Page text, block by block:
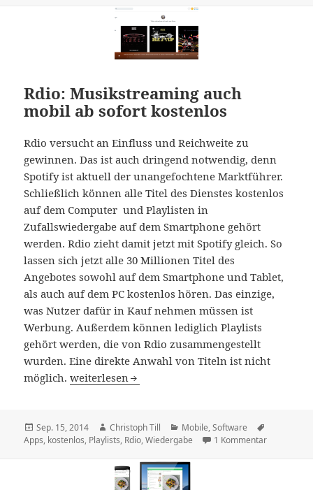
Rdio: Musikstreaming auch
mobil ab sofort kostenlos
Rdio versucht an Einfluss und Reichweite zu
gewinnen. Das ist auch dringend notwendig, denn
Spotify ist aktuell der unangefochtene Marktführer.
Schließlich können alle Titel des Dienstes kostenlos
auf dem Computer und Playlisten in
Zufallswiedergabe auf dem Smartphone gehört
werden. Rdio zieht damit jetzt mit Spotify gleich. So
lassen sich jetzt alle 30 Millionen Titel des
Angebotes sowohl auf dem Smartphone und Tablet,
als auch auf dem PC kostenlos hören. Das einzige,
was Nutzer dafür in Kauf nehmen müssen ist
Werbung. Außerdem können lediglich Playlists
gehört werden, die von Rdio zusammengestellt
wurden. Eine direkte Anwahl von Titeln ist nicht
möglich.Rdio: Musikstreaming auch mobil ab sofort
weiterlesen
Veröffentlicht
am
Sep. 15, 2014 Autor
Christoph Till Kategorien
Mobile,Software
Apps, kostenlos, Playlists, Rdio,Wiedergabe 1 Kommentarzu Rdio: